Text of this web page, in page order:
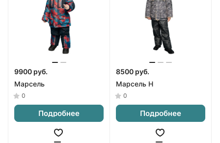
9900 руб.
Марсель
0
Подробнее
8500 руб.
Марсель Н
0
Подробнее